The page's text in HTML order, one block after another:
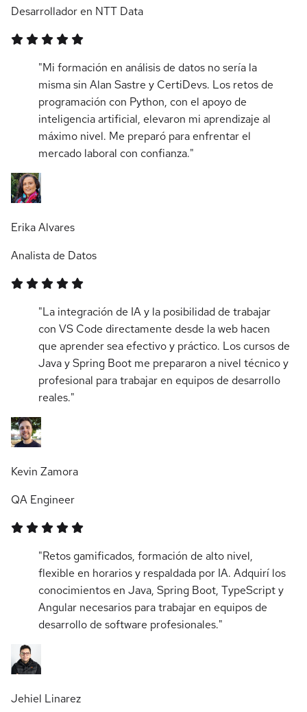
Desarrollador en NTT Data
"Mi formación en análisis de datos no sería la
misma sin Alan Sastre y CertiDevs. Los retos de
programación con Python, con el apoyo de
inteligencia artificial, elevaron mi aprendizaje al
máximo nivel. Me preparó para enfrentar el
mercado laboral con confianza."
Erika Alvares
Analista de Datos
"La integración de IA y la posibilidad de trabajar
con VS Code directamente desde la web hacen
que aprender sea efectivo y práctico. Los cursos de
Java y Spring Boot me prepararon a nivel técnico y
profesional para trabajar en equipos de desarrollo
reales."
Kevin Zamora
QA Engineer
"Retos gamificados, formación de alto nivel,
flexible en horarios y respaldada por IA. Adquirí los
conocimientos en Java, Spring Boot, TypeScript y
Angular necesarios para trabajar en equipos de
desarrollo de software profesionales."
Jehiel Linarez